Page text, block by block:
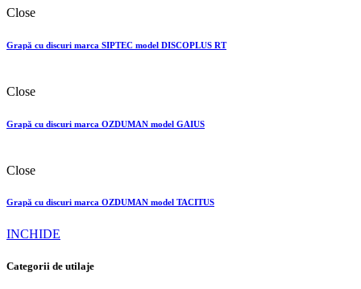
Close
Grapă cu discuri marca SIPTEC model DISCOPLUS RT
Close
Grapă cu discuri marca OZDUMAN model GAIUS
Close
Grapă cu discuri marca OZDUMAN model TACITUS
INCHIDE
Categorii de utilaje